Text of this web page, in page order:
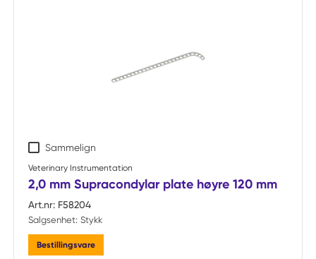
Sammelign
Veterinary Instrumentation
2,0 mm Supracondylar plate høyre 120 mm
Art.nr: F58204
Salgsenhet: Stykk
Bestillingsvare